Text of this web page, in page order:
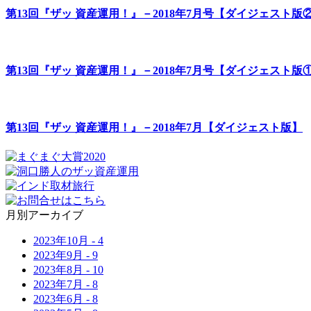
第13回『ザッ 資産運用！』－2018年7月号【ダイジェスト版②
第13回『ザッ 資産運用！』－2018年7月号【ダイジェスト版①
第13回『ザッ 資産運用！』－2018年7月【ダイジェスト版】
月別アーカイブ
2023年10月 - 4
2023年9月 - 9
2023年8月 - 10
2023年7月 - 8
2023年6月 - 8